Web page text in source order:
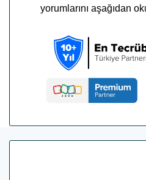
yorumlarını aşağıdan